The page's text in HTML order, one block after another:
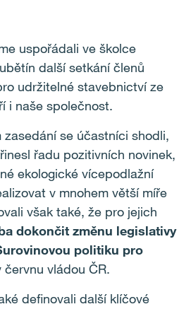
uspořádali ve školce
další setkání členů
udržitelné stavebnictví ze
i naše společnost.
se účastníci shodli,
řadu pozitivních novinek,
ekologické vícepodlažní
v mnohem větší míře
však také, že pro jejich
dokončit změnu legislativy
politiku pro
červnu vládou ČR.
definovali další klíčové